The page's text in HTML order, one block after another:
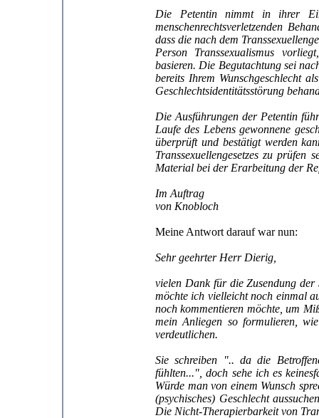
Die Petentin nimmt in ihrer
menschenrechtsverletzenden
dass die nach dem
Person Transsexualismus
basieren. Die Begutachtung sei
bereits Ihrem Wunschgeschlecht
Geschlechtsidentitätsstörung
Die Ausführungen der Petentin
Laufe des Lebens gewonnene
überprüft und bestätigt werden
Transsexuellengesetzes zu
Material bei der Erarbeitung der
Im Auftrag
von Knobloch
Meine Antwort darauf war nun:
Sehr geehrter Herr Dierig,
vielen Dank für die Zusendung
möchte ich vielleicht noch einmal
noch kommentieren möchte, um
mein Anliegen so formulieren,
verdeutlichen.
Sie schreiben ".. da die
fühlten...", doch sehe ich es
Würde man von einem Wunsch
(psychisches) Geschlecht
Die Nicht-Therapierbarkeit von